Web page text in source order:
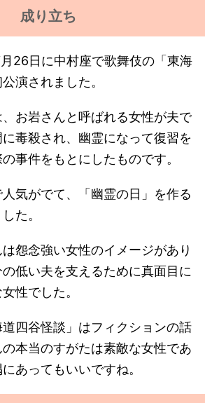
成り立ち
26日に中村座で歌舞伎の「東海
演されました。
お岩さんと呼ばれる女性が夫で
毒殺され、幽霊になって復習を
事件をもとにしたものです。
気がでて、「幽霊の日」を作る
た。
怨念強い女性のイメージがあり
低い夫を支えるために真面目に
性でした。
四谷怪談」はフィクションの話
本当のすがたは素敵な女性であ
あってもいいですね。